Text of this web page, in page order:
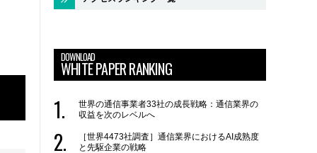
DOWNLOAD
WHITE PAPER RANKING
世界の通信事業者33社の成長戦略：通信業界の
収益を次のレベルへ
［世界4473社調査］通信業界におけるAI成熟度
と先駆企業の戦略